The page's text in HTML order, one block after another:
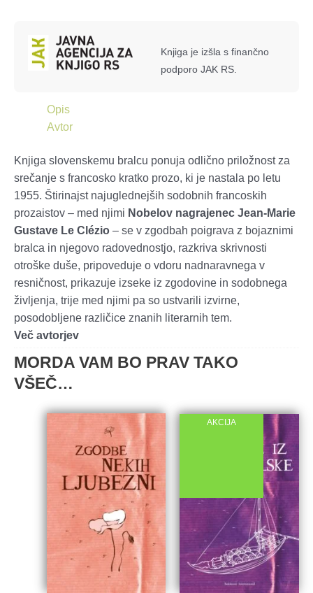
količina
Knjiga je izšla s finančno
podporo JAK RS.
Opis
Avtor
Knjiga slovenskemu bralcu ponuja odlično priložnost za
srečanje s francosko kratko prozo, ki je nastala po letu
1955. Štirinajst najuglednejših sodobnih francoskih
prozaistov – med njimi Nobelov nagrajenec Jean-Marie
Gustave Le Clézio – se v zgodbah poigrava z bojaznimi
bralca in njegovo radovednostjo, razkriva skrivnosti
otroške duše, pripoveduje o vdoru nadnaravnega v
resničnost, prikazuje izseke iz zgodovine in sodobnega
življenja, trije med njimi pa so ustvarili izvirne,
posodobljene različice znanih literarnih tem.
Več avtorjev
MORDA VAM BO PRAV TAKO
VŠEČ…
AKCIJA